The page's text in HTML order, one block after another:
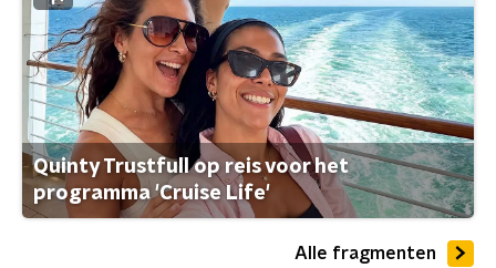
Quinty Trustfull op reis voor het
programma 'Cruise Life'
Alle fragmenten